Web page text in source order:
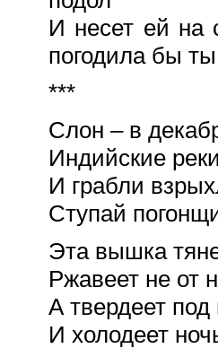
И несет ей
погодила бы
***
Слон – в
Индийские
И грабли
Ступай
Эта вышка
Ржавеет не от
А твердеет под
И холодеет